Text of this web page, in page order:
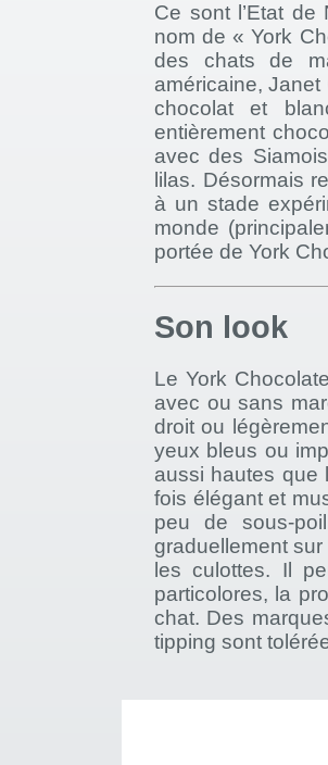
Ce sont l’Etat
nom de « York
des chats de
américaine, Janet
chocolat et
entièrement
avec des
lilas. Désormais
à un stade
monde
portée de York
Son look
Le York
avec ou sans
droit ou
yeux bleus ou
aussi hautes que
fois élégant et
peu de sous-
graduellement
les culottes. Il
particolores, la
chat. Des
tipping sont